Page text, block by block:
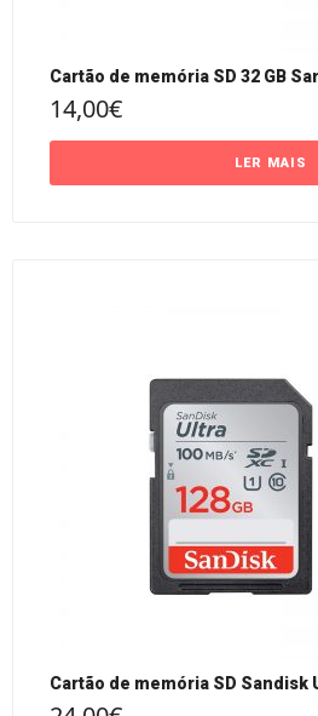
Cartão de memória SD 32 GB
14,00€
LER MAIS
Cartão de memória SD Sandisk